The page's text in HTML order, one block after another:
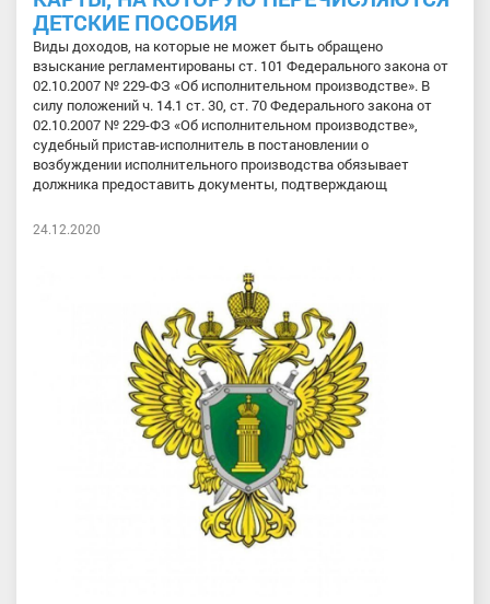
ДЕТСКИЕ ПОСОБИЯ
Виды доходов, на которые не может быть обращено
взыскание регламентированы ст. 101 Федерального закона от
02.10.2007 № 229-ФЗ «Об исполнительном производстве». В
силу положений ч. 14.1 ст. 30, ст. 70 Федерального закона от
02.10.2007 № 229-ФЗ «Об исполнительном производстве»,
судебный пристав-исполнитель в постановлении о
возбуждении исполнительного производства обязывает
должника предоставить документы, подтверждающ
24.12.2020